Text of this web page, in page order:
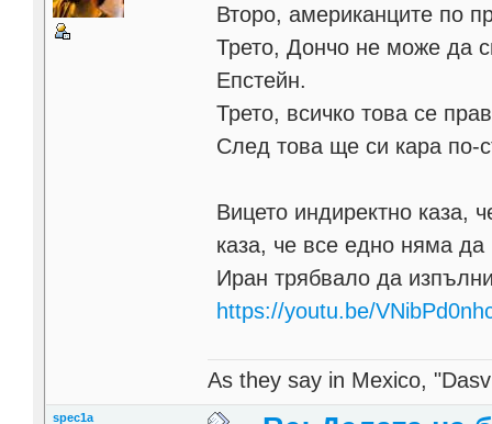
Второ, американците по
Трето, Дончо не може да
Епстейн.
Трето, всичко това се
След това ще си кара по-
Вицето индиректно каза,
каза, че все едно няма
Иран трябвало да
https://youtu.be/
As they say in Mexico,
spec1a